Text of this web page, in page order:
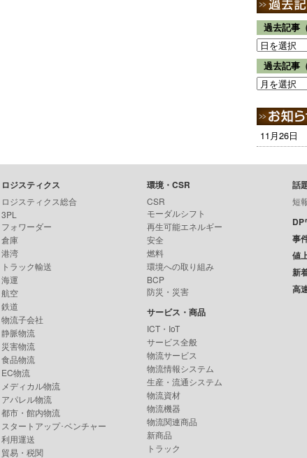
過去記事
過去記事
11月26日
ロジスティクス
ロジスティクス総合
3PL
フォワーダー
倉庫
港湾
トラック輸送
海運
航空
鉄道
物流子会社
静脈物流
災害物流
食品物流
EC物流
メディカル物流
アパレル物流
都市・館内物流
スタートアップ･ベンチャー
利用運送
貿易・税関
環境・CSR
CSR
モーダルシフト
再生可能エネルギー
安全
燃料
環境への取り組み
BCP
防災・災害
サービス・商品
ICT・IoT
サービス全般
物流サービス
物流情報システム
生産・流通システム
物流資材
物流機器
物流関連商品
新商品
トラック
話
短
DP
事
値
新
高